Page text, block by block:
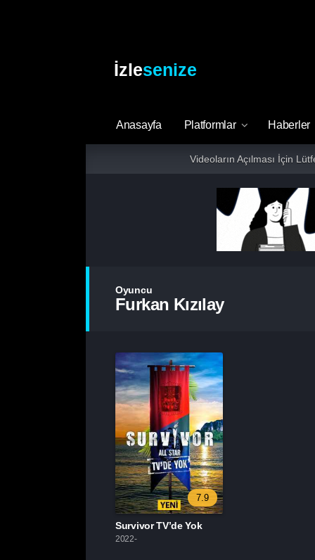
İzlesenize
Anasayfa Platformlar Haberler
Videoların Açılması İçin
Oyuncu
Furkan Kızılay
7.9
Survivor TV’de Yok
2022-